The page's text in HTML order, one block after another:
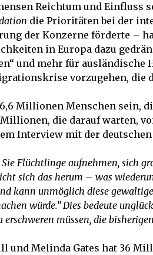
Reichtum und Einfluss
die Prioritäten bei der
der Konzerne förderte –
in Europa dazu
und mehr für ausländische
vorzugehen, die
Millionen Menschen sein,
die darauf warten,
Interview mit der
Flüchtlinge aufnehmen, sich
sich das herum – was
kann unmöglich diese
würde.” Dies bedeute
erschweren müssen, die
und Melinda Gates hat 36